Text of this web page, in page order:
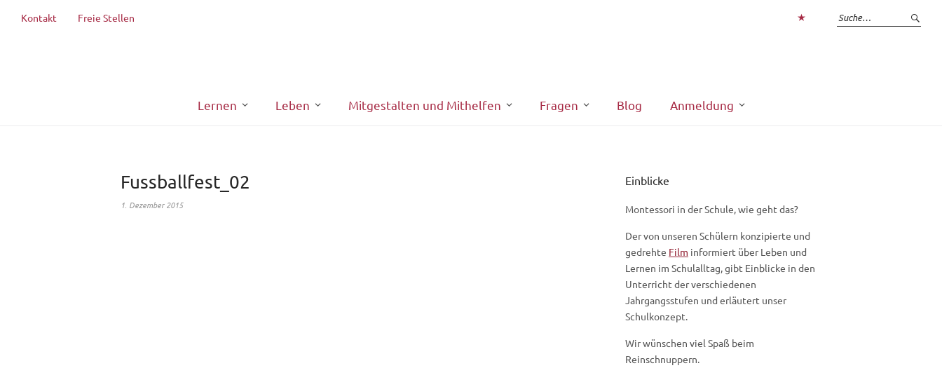
Kontakt
Freie Stellen
Lernen Leben Mitgestalten und Mithelfen Fragen Blog Anmeldung
Fussballfest_02
1. Dezember 2015
Einblicke
Montessori in der Schule, wie geht das?
Der von unseren Schülern konzipierte und
gedrehte Film informiert über Leben und
Lernen im Schulalltag, gibt Einblicke in den
Unterricht der verschiedenen
Jahrgangsstufen und erläutert unser
Schulkonzept.
Wir wünschen viel Spaß beim
Reinschnuppern.